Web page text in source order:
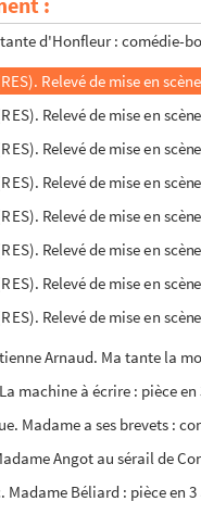
Verneuil. Ma soeur et
d'Honfleur : comédie-
Relevé de mise en
Relevé de mise en
Relevé de mise en
Relevé de mise en
Relevé de mise en
Relevé de mise en
Relevé de mise en
Relevé de mise en
Arnaud. Ma tante la
machine à écrire : pièce en
Madame a ses brevets :
Angot au sérail de
Madame Béliard : pièce en 3